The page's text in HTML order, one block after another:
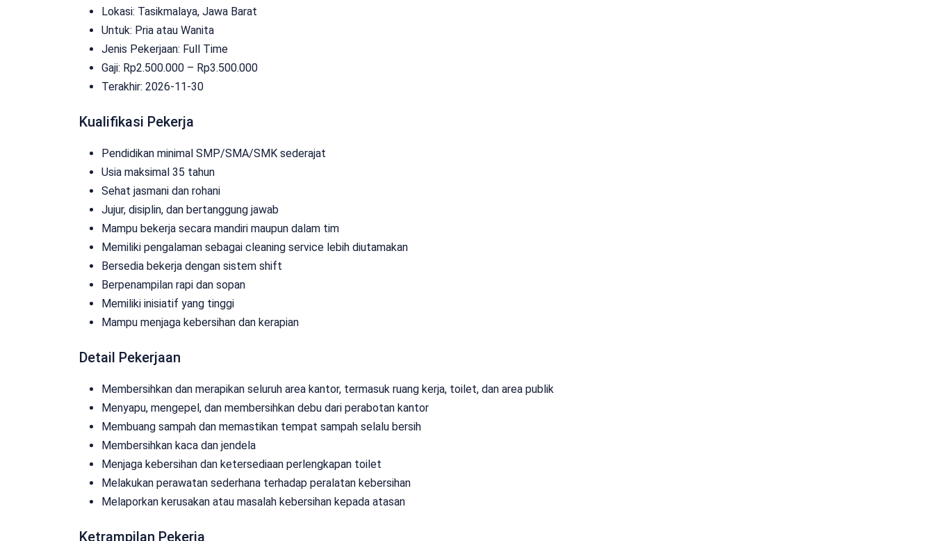
Lokasi: Tasikmalaya, Jawa Barat
Untuk: Pria atau Wanita
Jenis Pekerjaan: Full Time
Gaji: Rp2.500.000 – Rp3.500.000
Terakhir: 2026-11-30
Kualifikasi Pekerja
Pendidikan minimal SMP/SMA/SMK sederajat
Usia maksimal 35 tahun
Sehat jasmani dan rohani
Jujur, disiplin, dan bertanggung jawab
Mampu bekerja secara mandiri maupun dalam tim
Memiliki pengalaman sebagai cleaning service lebih diutamakan
Bersedia bekerja dengan sistem shift
Berpenampilan rapi dan sopan
Memiliki inisiatif yang tinggi
Mampu menjaga kebersihan dan kerapian
Detail Pekerjaan
Membersihkan dan merapikan seluruh area kantor, termasuk ruang kerja, toilet, dan area publik
Menyapu, mengepel, dan membersihkan debu dari perabotan kantor
Membuang sampah dan memastikan tempat sampah selalu bersih
Membersihkan kaca dan jendela
Menjaga kebersihan dan ketersediaan perlengkapan toilet
Melakukan perawatan sederhana terhadap peralatan kebersihan
Melaporkan kerusakan atau masalah kebersihan kepada atasan
Ketrampilan Pekerja